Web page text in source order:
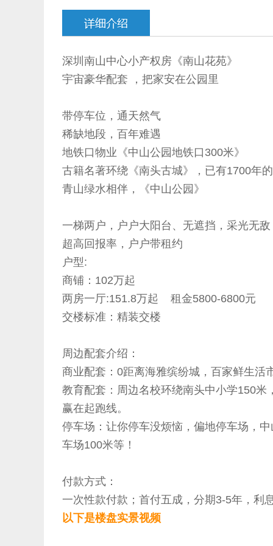
深圳南山中心小产权房《南山花苑》
宇宙豪华配套 ，把家安在公园里
带停车位，通天然气
稀缺地段，百年难遇
地铁口物业《中山公园地铁口300米》
古籍名著环绕《南头古城》，已有1700年
青山绿水相伴，《中山公园》
一梯两户，户户大阳台、无遮挡，采光无
超高回报率，户户带租约
户型:
商铺：102万起
两房一厅:151.8万起 租金5800-6800元
交楼标准：精装交楼
周边配套介绍：
商业配套：0距离海雅缤纷城，百家鲜生活
教育配套：周边名校环绕南头中小学150
赢在起跑线。
停车场：让你停车没烦恼，偏地停车场，
车场100米等！
付款方式：
一次性款付款；首付五成，分期3-5年，利
以下是楼盘实景视频